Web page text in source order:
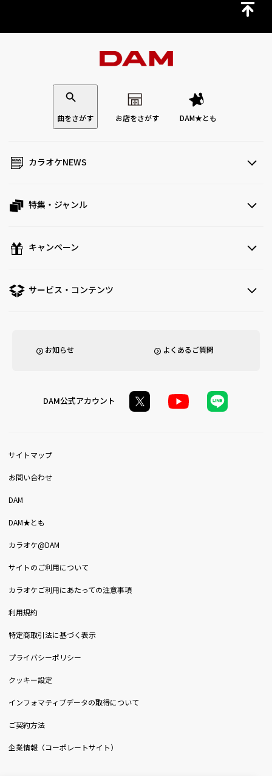
曲をさがす お店をさがす DAM★とも
カラオケNEWS
特集・ジャンル
キャンペーン
サービス・コンテンツ
お知らせ よくあるご質問
DAM公式アカウント
サイトマップ
お問い合わせ
DAM
DAM★とも
カラオケ@DAM
サイトのご利用について
カラオケご利用にあたっての注意事項
利用規約
特定商取引法に基づく表示
プライバシーポリシー
クッキー設定
インフォマティブデータの取得について
ご契約方法
企業情報（コーポレートサイト）